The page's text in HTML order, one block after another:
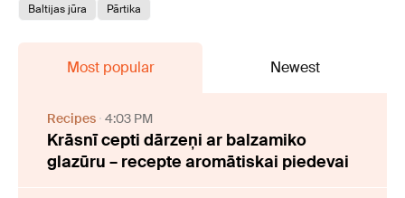
Baltijas jūra
Pārtika
Most popular Newest
Recipes 4:03 PM
Krāsnī cepti dārzeņi ar balzamiko
glazūru – recepte aromātiskai piedevai